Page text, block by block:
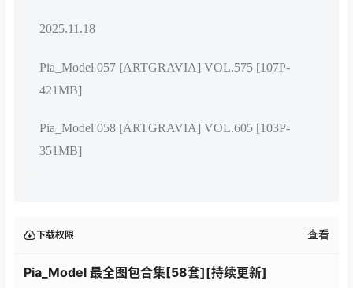
2025.11.18
Pia_Model 057 [ARTGRAVIA] VOL.575 [107P-
421MB]
Pia_Model 058 [ARTGRAVIA] VOL.605 [103P-
351MB]
下载权限 查看
Pia_Model 最全图包合集[58套][持续更新]